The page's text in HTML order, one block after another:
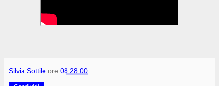
Silvia Sottile ore 08:28:00